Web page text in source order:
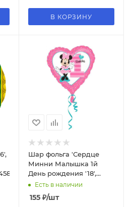
В КОРЗИНУ
Шар фольга 'Сердце
Минни Малышка 1й
День рождения '18',
3435002
Есть в наличии
155 ₽/шт